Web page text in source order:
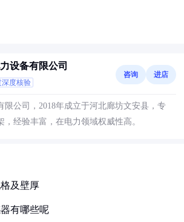
设备有限公司
深度核验
咨询 进店
限公司，2018年成立于河北廊坊文安县，专
，经验丰富，在电力领域权威性高。
及壁厚
有哪些呢